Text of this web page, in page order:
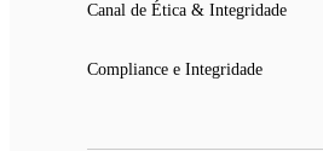
Canal de Ética & Integridade
Compliance e Integridade